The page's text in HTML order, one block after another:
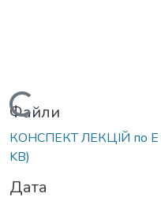
Вантажиться...
Файли
КОНСПЕКТ ЛЕКЦІЙ по Е
KB)
Дата